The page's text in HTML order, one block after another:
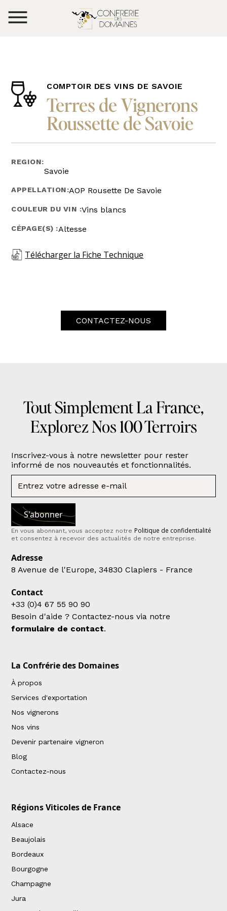
COMPTOIR DES VINS DE SAVOIE
Terres de Vignerons
Roussette de Savoie
REGION:
Savoie
APPELLATION:AOP Rousette De Savoie
COULEUR DU VIN :Vins blancs
CÉPAGE(S) :Altesse
Télécharger la Fiche Technique
CONTACTEZ-NOUS
Tout Simplement La France,
Explorez Nos 100 Terroirs
Inscrivez-vous à notre newsletter pour rester
informé de nos nouveautés et fonctionnalités.
En vous abonnant, vous acceptez notre Politique de confidentialité
et consentez à recevoir des actualités de notre entreprise.
Adresse
8 Avenue de l'Europe, 34830 Clapiers - France
Contact
+33 (0)4 67 55 90 90
Besoin d'aide ? Contactez-nous via notre
formulaire de contact.
La Confrérie des Domaines
À propos
Services d'exportation
Nos vignerons
Nos vins
Devenir partenaire vigneron
Blog
Contactez-nous
Régions Viticoles de France
Alsace
Beaujolais
Bordeaux
Bourgogne
Champagne
Jura